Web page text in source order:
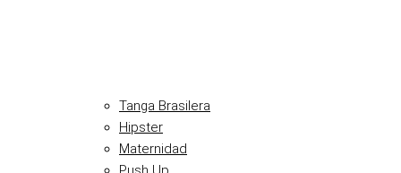
Tanga Brasilera
Hipster
Maternidad